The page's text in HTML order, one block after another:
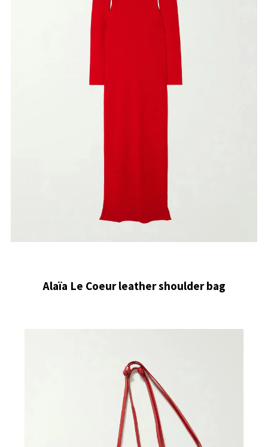
Alaïa Le Coeur leather shoulder bag